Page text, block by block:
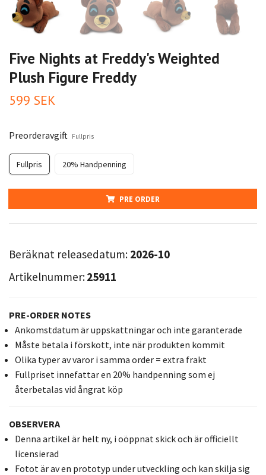
Five Nights at Freddy's Weighted
Plush Figure Freddy
599 SEK
Preorderavgift Fullpris
Fullpris 20% Handpenning
PRE ORDER
Beräknat releasedatum: 2026-10
Artikelnummer:25911
PRE-ORDER NOTES
Ankomstdatum är uppskattningar och inte garanterade
Måste betala i förskott, inte när produkten kommit
Olika typer av varor i samma order = extra frakt
Fullpriset innefattar en 20% handpenning som ej
återbetalas vid ångrat köp
OBSERVERA
Denna artikel är helt ny, i oöppnat skick och är officiellt
licensierad
Fotot är av en prototyp under utveckling och kan skilja sig